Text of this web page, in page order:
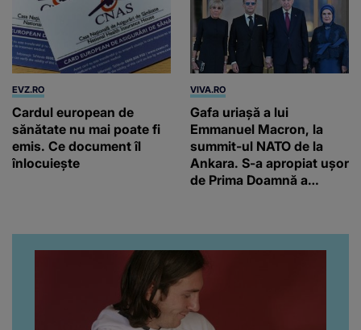
EVZ.RO
Cardul european de
sănătate nu mai poate fi
emis. Ce document îl
înlocuiește
VIVA.RO
Gafa uriașă a lui
Emmanuel Macron, la
summit-ul NATO de la
Ankara. S-a apropiat ușor
de Prima Doamnă a
înconjurul presei